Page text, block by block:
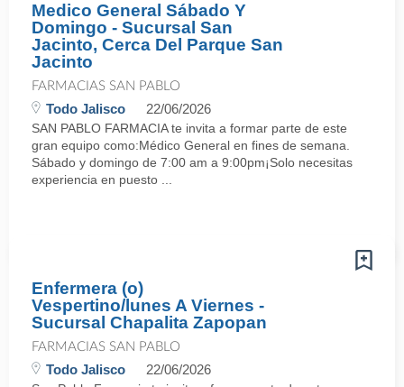
Medico General Sábado Y
Domingo - Sucursal San
Jacinto, Cerca Del Parque San
Jacinto
FARMACIAS SAN PABLO
Todo Jalisco 22/06/2026
SAN PABLO FARMACIA te invita a formar parte de este
gran equipo como:Médico General en fines de semana.
Sábado y domingo de 7:00 am a 9:00pm¡Solo necesitas
experiencia en puesto ...
Enfermera (o)
Vespertino/lunes A Viernes -
Sucursal Chapalita Zapopan
FARMACIAS SAN PABLO
Todo Jalisco 22/06/2026